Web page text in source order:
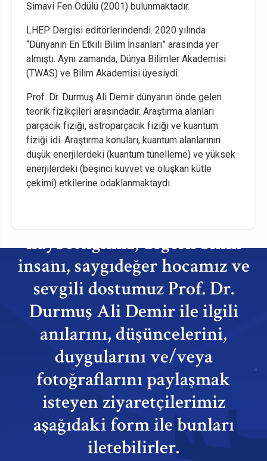
Simavi Fen Ödülü (2001) bulunmaktadır.
LHEP Dergisi editörlerindendi. 2020 yılında
“Dünyanın En Etkili Bilim İnsanları” arasında yer
almıştı. Aynı zamanda, Dünya Bilimler Akademisi
(TWAS) ve Bilim Akademisi üyesiydi.
Prof. Dr. Durmuş Ali Demir dünyanın önde gelen
teorik fizikçileri arasındadır. Araştırma alanları
parçacık fiziği, astroparçacık fiziği ve kuantum
fiziği idi. Araştırma konuları, kuantum alanlarının
düşük enerjilerdeki (kuantum tünelleme) ve yüksek
enerjilerdeki (beşinci kuvvet ve oluşkan kütle
çekimi) etkilerine odaklanmaktaydı.
kaybettiğimiz, değerli bilim
insanı, saygıdeğer hocamız ve
sevgili dostumuz Prof. Dr.
Durmuş Ali Demir ile ilgili
anılarını, düşüncelerini,
duygularını ve/veya
fotoğraflarını paylaşmak
isteyen ziyaretçilerimiz
aşağıdaki form ile bunları
iletebilirler.